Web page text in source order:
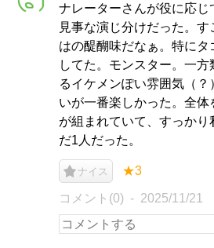
ナレーターさんが役に応じ
見事な演じ分けだった。
はの醍醐味だなぁ。特に
してた。モンスター。一方
るイケメンぽい雰囲気（
いが一番楽しかった。全
が組まれていて、すっか
だ1人だった。
ナイス ★3
コメント(0) 2025/11/21